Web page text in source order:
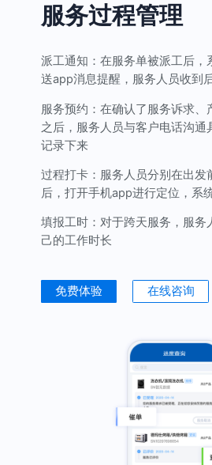
服务过程管理
派工通知： 在服务单被派工后，
送app消息提醒，服务人员收到
服务预约： 在确认了服务诉求、
之后，服务人员与客户电话沟通
记录下来
过程打卡： 服务人员分别在出发
后，打开手机app进行定位，系
填报工时： 对于跨天服务，服务
己的工作时长
免费体验 在线咨询